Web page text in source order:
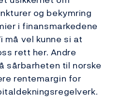
og bekymring
i finansmarkedene
må vel kunne si at
rett her. Andre
sårbarheten til norske
rentemargin for